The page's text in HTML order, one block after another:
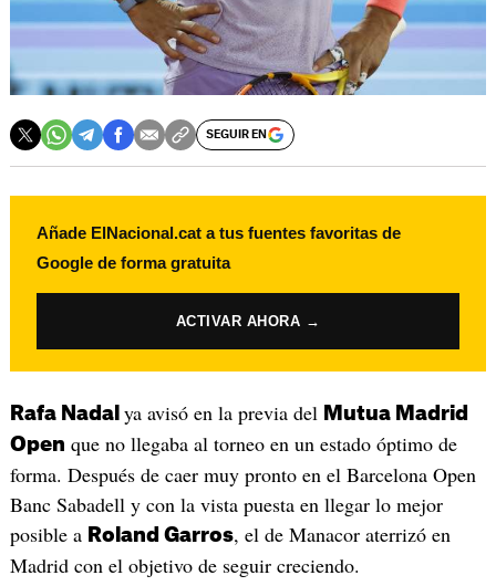
SEGUIR EN
Añade ElNacional.cat a tus fuentes favoritas de
Google de forma gratuita
ACTIVAR AHORA →
Rafa Nadal ya avisó en la previa del Mutua Madrid
Open que no llegaba al torneo en un estado óptimo de
forma. Después de caer muy pronto en el Barcelona Open
Banc Sabadell y con la vista puesta en llegar lo mejor
posible a Roland Garros, el de Manacor aterrizó en
Madrid con el objetivo de seguir creciendo.